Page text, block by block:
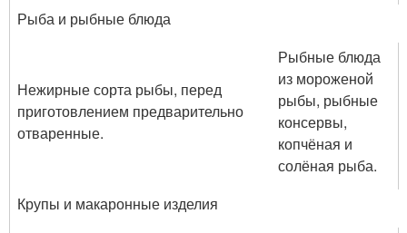
Рыба и рыбные блюда
Нежирные сорта рыбы, перед
приготовлением предварительно
отваренные.
Рыбные блюда
из мороженой
рыбы, рыбные
консервы,
копчёная и
солёная рыба.
Крупы и макаронные изделия